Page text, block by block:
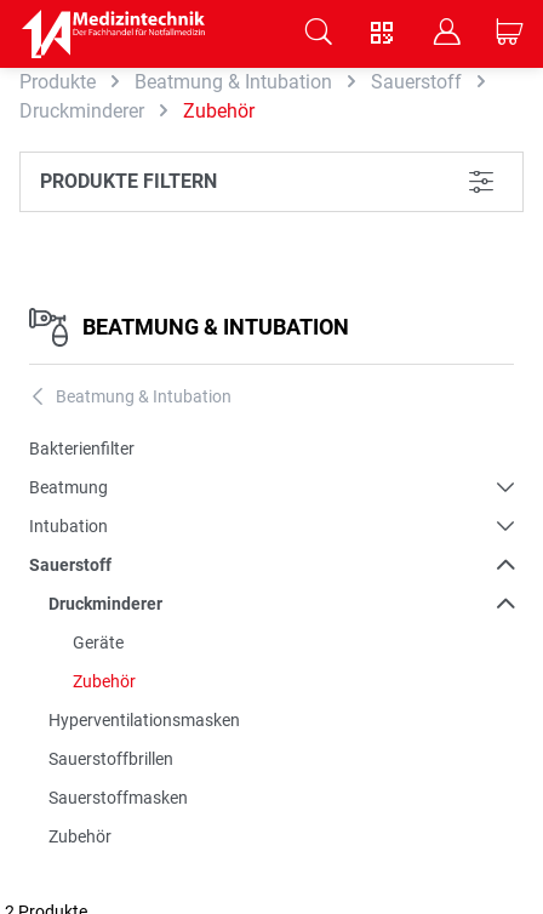
Zum Hauptinhalt springen
V B C
Produkte Beatmung & Intubation
Sauerstoff
Druckminderer
Zubehör
PRODUKTE FILTERN L
BEATMUNG & INTUBATION
A Beatmung & Intubation
Bakterienfilter
Beatmung
Intubation
Sauerstoff
Druckminderer
Geräte
Zubehör
Hyperventilationsmasken
Sauerstoffbrillen
Sauerstoffmasken
Zubehör